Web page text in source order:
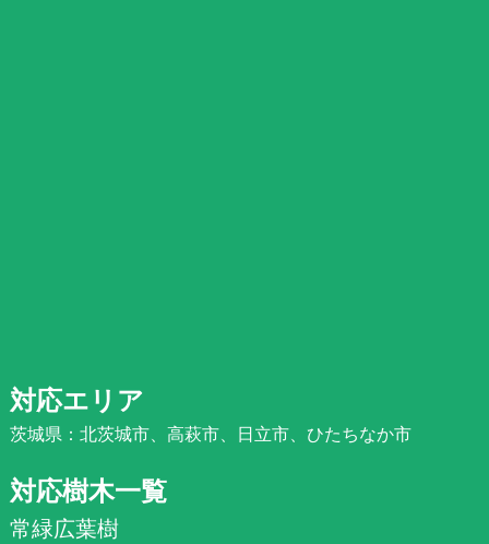
対応エリア
茨城県：北茨城市、高萩市、日立市、ひたちなか市
対応樹木一覧
常緑広葉樹